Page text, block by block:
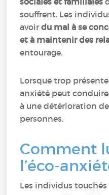
souffrent. Les
avoirdu mal à se
et à maintenir des
entourage.
Lorsque trop
anxiété peut
à une détérioration
personnes.
Comment
l’éco-
Les individus touchés